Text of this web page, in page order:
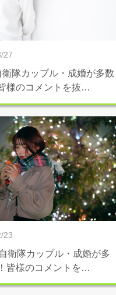
27
隊カップル・成婚が多数
様のコメントを抜…
23
衛隊カップル・成婚が多
皆様のコメントを…